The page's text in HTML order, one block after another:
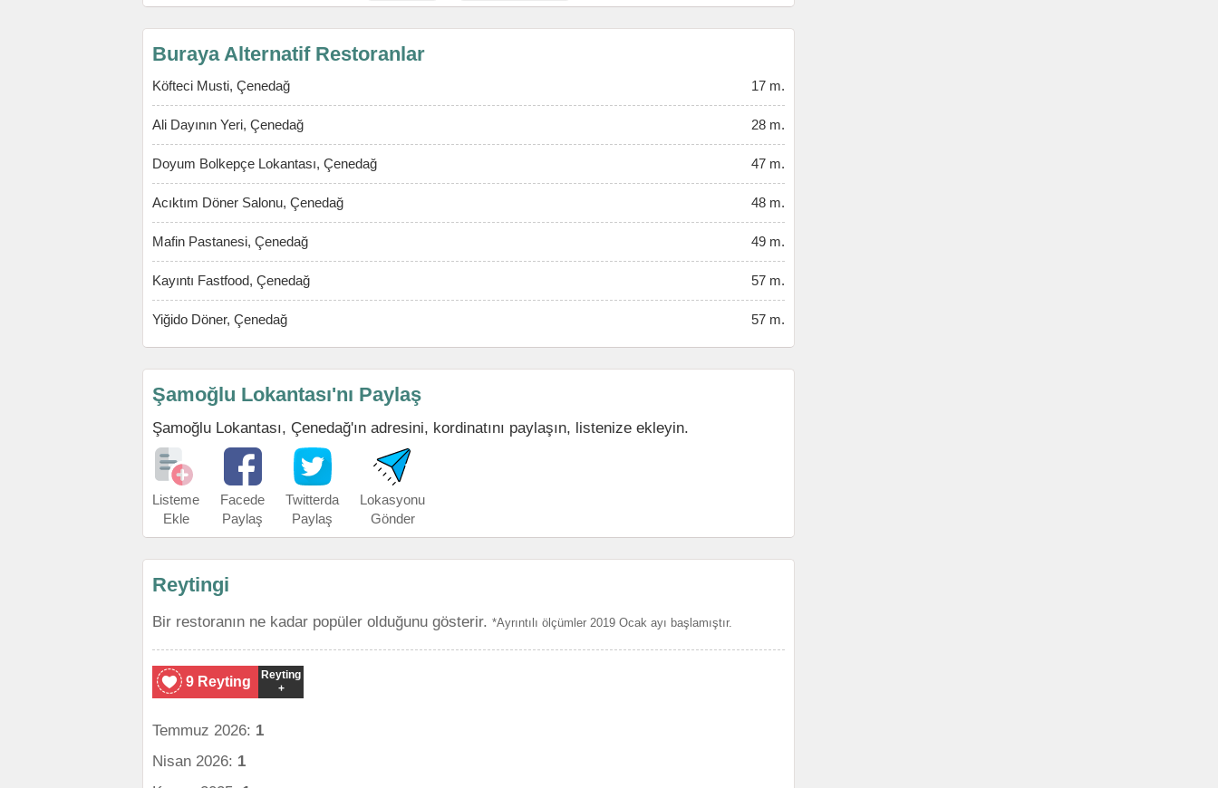
Buraya Alternatif Restoranlar
Köfteci Musti, Çenedağ 17 m.
Ali Dayının Yeri, Çenedağ 28 m.
Doyum Bolkepçe Lokantası, Çenedağ 47 m.
Acıktım Döner Salonu, Çenedağ 48 m.
Mafin Pastanesi, Çenedağ 49 m.
Kayıntı Fastfood, Çenedağ 57 m.
Yiğido Döner, Çenedağ 57 m.
Şamoğlu Lokantası'nı Paylaş
Şamoğlu Lokantası, Çenedağ'ın adresini, kordinatını paylaşın, listenize ekleyin.
Listeme
Ekle
Facede
Paylaş
Twitterda
Paylaş
Lokasyonu
Gönder
Reytingi
Bir restoranın ne kadar popüler olduğunu gösterir. *Ayrıntılı ölçümler 2019 Ocak ayı başlamıştır.
9 Reyting
Reyting
+
Temmuz 2026: 1
Nisan 2026: 1